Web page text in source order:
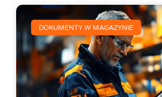
DOKUMENTY W MAGAZYNIE